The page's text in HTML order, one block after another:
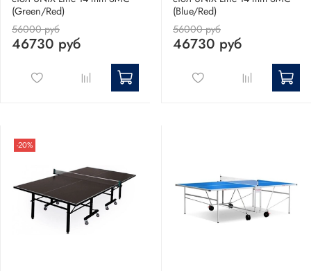
(Green/Red)
56000 руб
46730 руб
(Blue/Red)
56000 руб
46730 руб
-20%